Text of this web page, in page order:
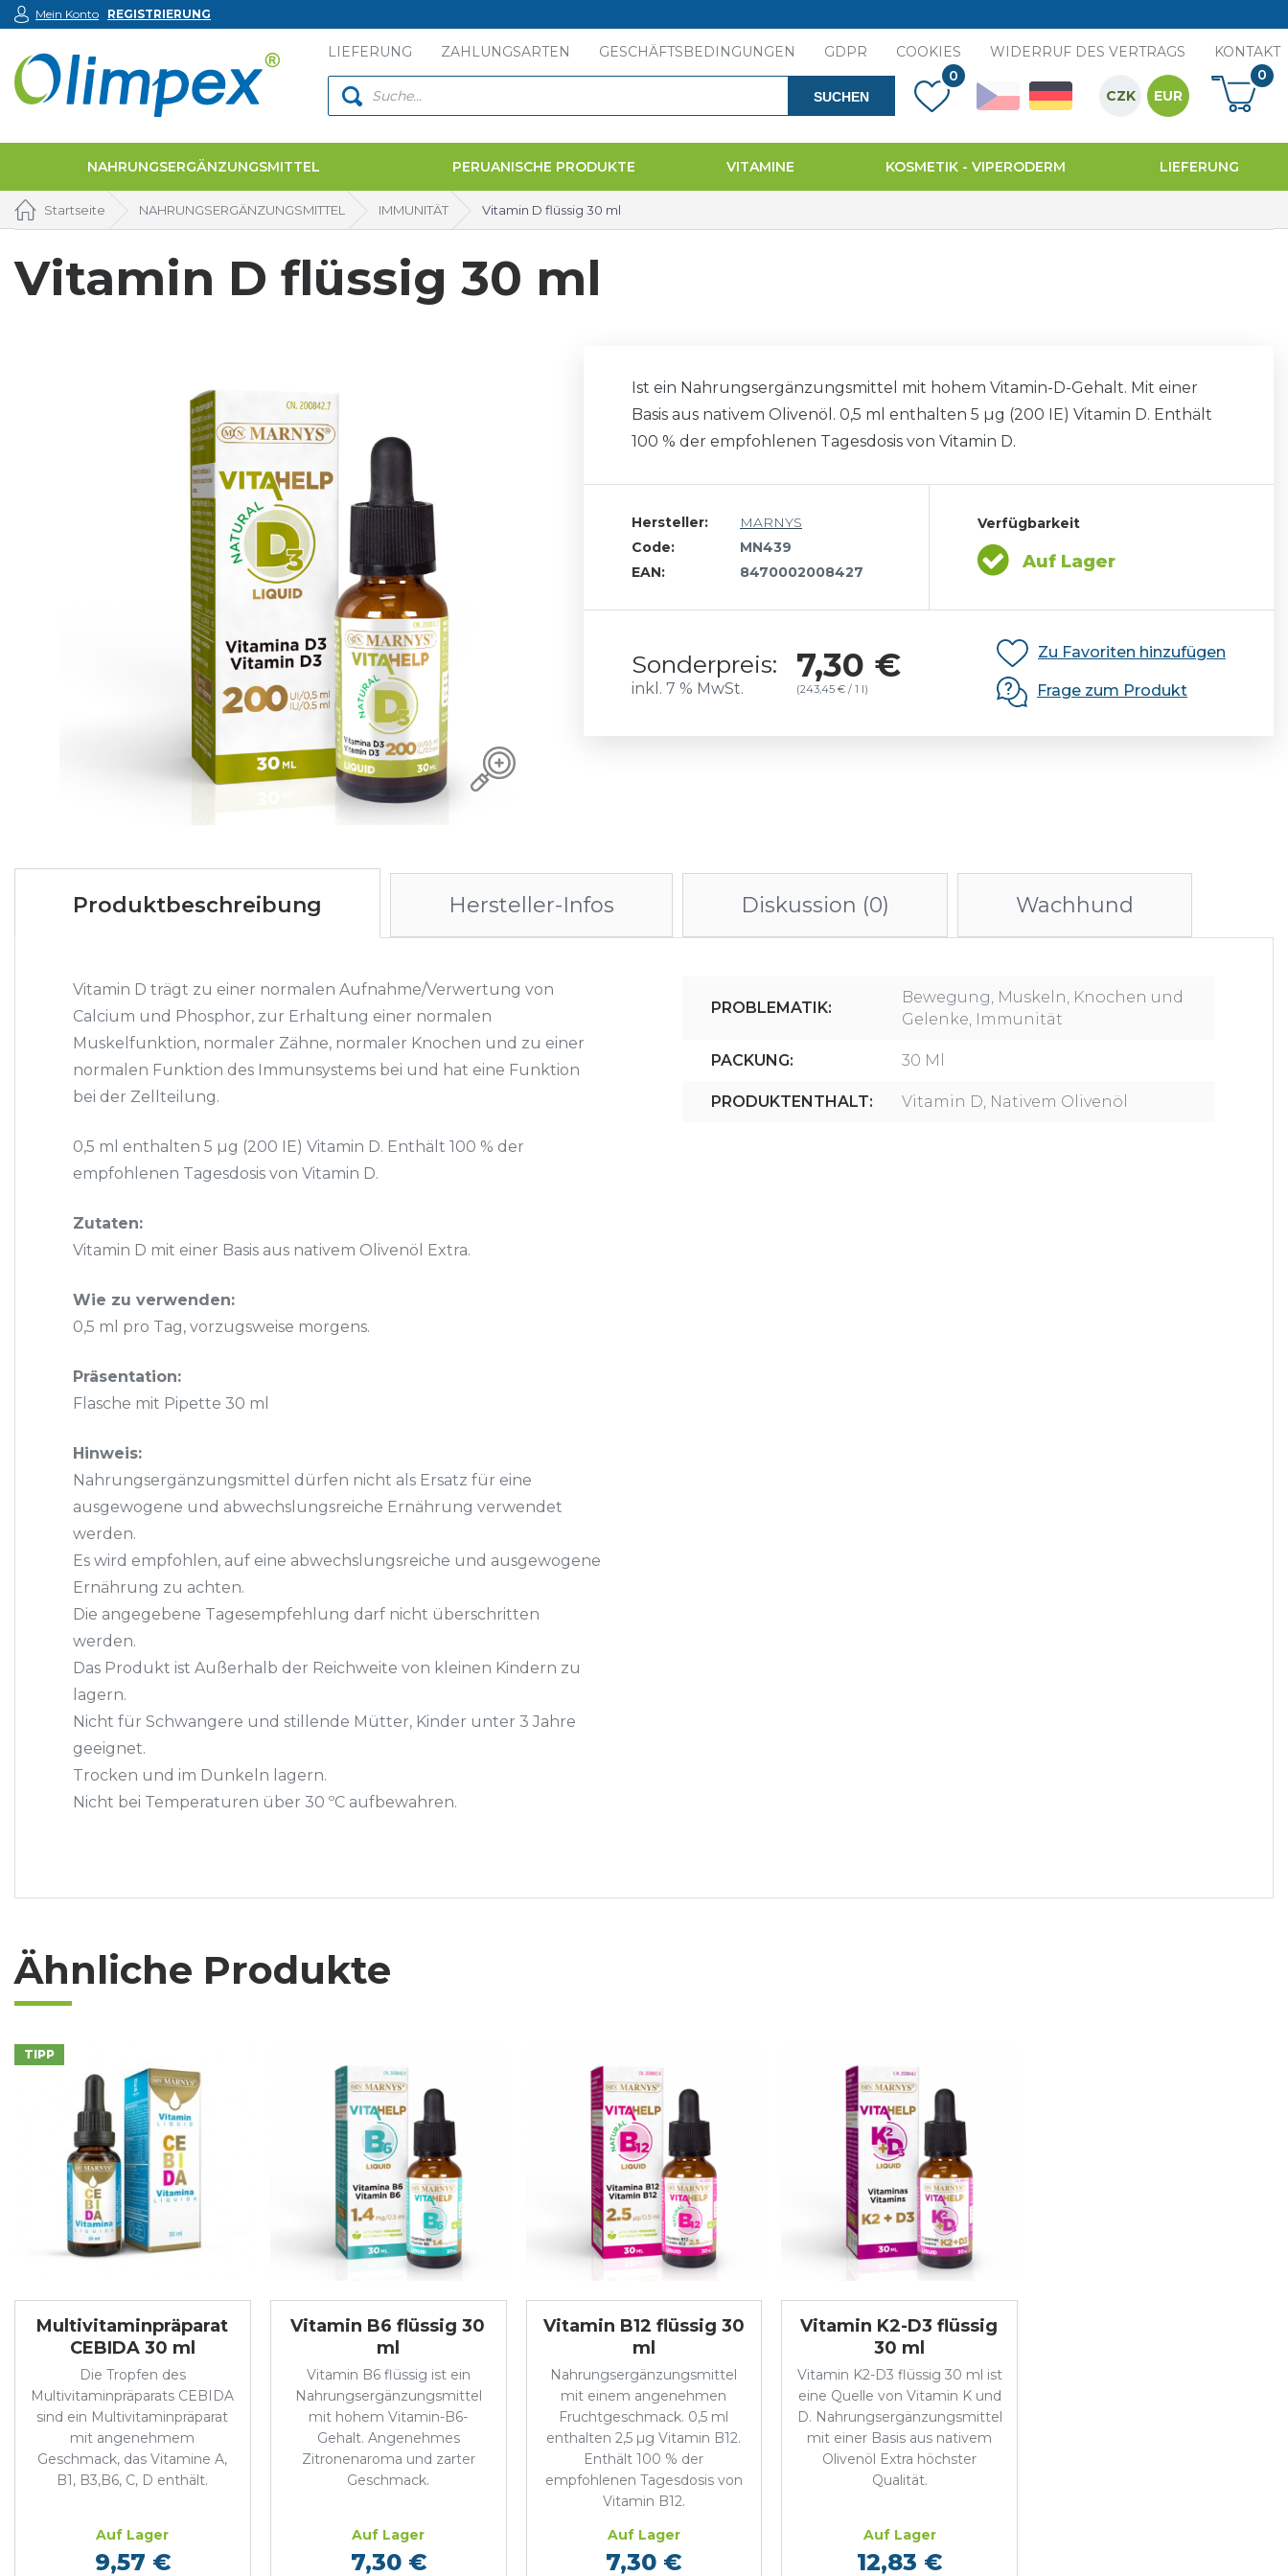
LIEFERUNG ZAHLUNGSARTEN GESCHÄFTSBEDINGUNGEN GDPR COOKIES WIDERRUF DES VERTRAGS KONTAKT
SUCHEN
Mein Konto REGISTRIERUNG
0
CZK
EUR
0
NAHRUNGSERGÄNZUNGSMITTEL PERUANISCHE PRODUKTE VITAMINE KOSMETIK - VIPERODERM LIEFERUNG
Startseite NAHRUNGSERGÄNZUNGSMITTEL IMMUNITÄT Vitamin D flüssig 30 ml
Vitamin D flüssig 30 ml
Ist ein Nahrungsergänzungsmittel mit hohem Vitamin-D-Gehalt. Mit einer
Basis aus nativem Olivenöl. 0,5 ml enthalten 5 µg (200 IE) Vitamin D. Enthält
100 % der empfohlenen Tagesdosis von Vitamin D.
Hersteller:
MARNYS
Code:
MN439
EAN:
8470002008427
Verfügbarkeit
Auf Lager
Sonderpreis: 7,30 €
inkl. 7 % MwSt. (243,45 € / 1 l)
Zu Favoriten hinzufügen
Frage zum Produkt
Produktbeschreibung Hersteller-Infos Diskussion (0) Wachhund
Vitamin D trägt zu einer normalen Aufnahme/Verwertung von
Calcium und Phosphor, zur Erhaltung einer normalen
Muskelfunktion, normaler Zähne, normaler Knochen und zu einer
normalen Funktion des Immunsystems bei und hat eine Funktion
bei der Zellteilung.
0,5 ml enthalten 5 µg (200 IE) Vitamin D. Enthält 100 % der
empfohlenen Tagesdosis von Vitamin D.
Zutaten:
Vitamin D mit einer Basis aus nativem Olivenöl Extra.
Wie zu verwenden:
0,5 ml pro Tag, vorzugsweise morgens.
Präsentation:
Flasche mit Pipette 30 ml
Hinweis:
Nahrungsergänzungsmittel dürfen nicht als Ersatz für eine
ausgewogene und abwechslungsreiche Ernährung verwendet
werden.
Es wird empfohlen, auf eine abwechslungsreiche und ausgewogene
Ernährung zu achten.
Die angegebene Tagesempfehlung darf nicht überschritten
werden.
Das Produkt ist Außerhalb der Reichweite von kleinen Kindern zu
lagern.
Nicht für Schwangere und stillende Mütter, Kinder unter 3 Jahre
geeignet.
Trocken und im Dunkeln lagern.
Nicht bei Temperaturen über 30 ºC aufbewahren.
PROBLEMATIK:
Bewegung, Muskeln, Knochen und
Gelenke, Immunität
PACKUNG: 30 Ml
PRODUKTENTHALT: Vitamin D, Nativem Olivenöl
Ähnliche Produkte
TIPP
Multivitaminpräparat
CEBIDA 30 ml
Die Tropfen des
Multivitaminpräparats CEBIDA
sind ein Multivitaminpräparat
mit angenehmem
Geschmack, das Vitamine A,
B1, B3,B6, C, D enthält.
Auf Lager
9,57 €
Vitamin B6 flüssig 30
ml
Vitamin B6 flüssig ist ein
Nahrungsergänzungsmittel
mit hohem Vitamin-B6-
Gehalt. Angenehmes
Zitronenaroma und zarter
Geschmack.
Auf Lager
7,30 €
Vitamin B12 flüssig 30
ml
Nahrungsergänzungsmittel
mit einem angenehmen
Fruchtgeschmack. 0,5 ml
enthalten 2,5 µg Vitamin B12.
Enthält 100 % der
empfohlenen Tagesdosis von
Vitamin B12.
Auf Lager
7,30 €
Vitamin K2-D3 flüssig
30 ml
Vitamin K2-D3 flüssig 30 ml ist
eine Quelle von Vitamin K und
D. Nahrungsergänzungsmittel
mit einer Basis aus nativem
Olivenöl Extra höchster
Qualität.
Auf Lager
12,83 €